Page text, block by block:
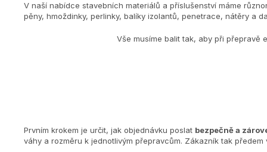
V naší nabídce stavebních materiálů a příslušenství máme
pěny, hmoždinky, perlinky, balíky izolantů, penetrace, nátěry a
Vše musíme balit tak, aby při přepravě
Prvním krokem je určit, jak objednávku poslat bezpečně a
váhy a rozměru k jednotlivým přepravcům. Zákazník tak